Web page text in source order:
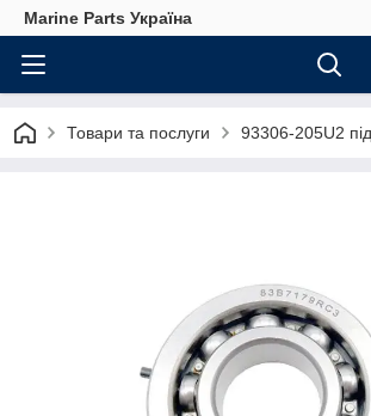
Marine Parts Україна
Товари та послуги 93306-205U2